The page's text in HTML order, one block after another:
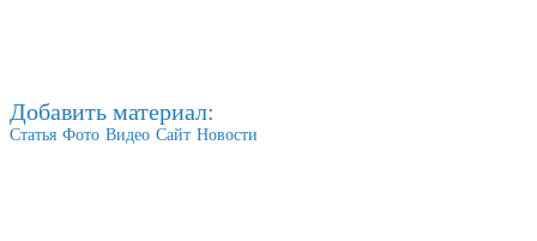
Добавить материал:
Статья Фото Видео Сайт Новости